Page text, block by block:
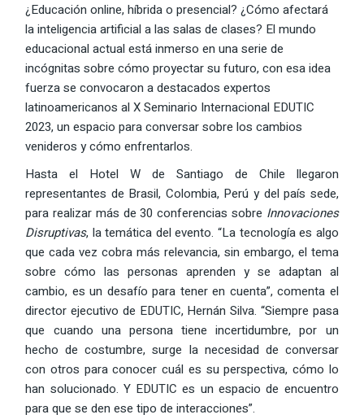
¿Educación online, híbrida o presencial? ¿Cómo afectará
la inteligencia artificial a las salas de clases? El mundo
educacional actual está inmerso en una serie de
incógnitas sobre cómo proyectar su futuro, con esa idea
fuerza se convocaron a destacados expertos
latinoamericanos al X Seminario Internacional EDUTIC
2023, un espacio para conversar sobre los cambios
venideros y cómo enfrentarlos.
Hasta el Hotel W de Santiago de Chile llegaron
representantes de Brasil, Colombia, Perú y del país sede,
para realizar más de 30 conferencias sobre Innovaciones
Disruptivas, la temática del evento. “La tecnología es algo
que cada vez cobra más relevancia, sin embargo, el tema
sobre cómo las personas aprenden y se adaptan al
cambio, es un desafío para tener en cuenta”, comenta el
director ejecutivo de EDUTIC, Hernán Silva. “Siempre pasa
que cuando una persona tiene incertidumbre, por un
hecho de costumbre, surge la necesidad de conversar
con otros para conocer cuál es su perspectiva, cómo lo
han solucionado. Y EDUTIC es un espacio de encuentro
para que se den ese tipo de interacciones”.